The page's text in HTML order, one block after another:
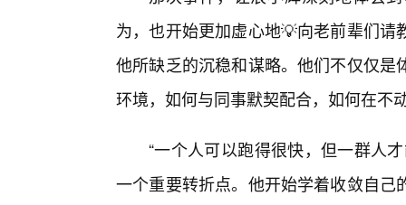
为，也开始更加虚心地💡向老前辈们
他所缺乏的沉稳和谋略。他们不仅仅
环境，如何与同事默契配合，如何在不
“一个人可以跑得很快，但一群人
一个重要转折点。他开始学着收敛自